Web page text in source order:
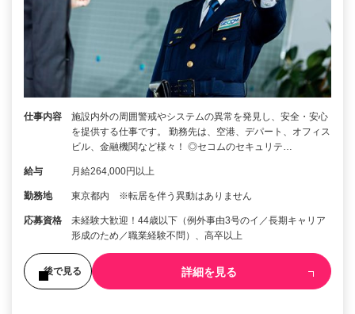
仕事内容
施設内外の周囲警戒やシステムの異常を発見し、安全・安心
を提供する仕事です。 勤務先は、空港、デパート、オフィス
ビル、金融機関など様々！ ◎セコムのセキュリテ…
給与 月給264,000円以上
勤務地 東京都内 ※転居を伴う異動はありません
応募資格
未経験大歓迎！44歳以下（例外事由3号のイ／長期キャリア
形成のため／職業経験不問）、高卒以上
後で見る 詳細を見る